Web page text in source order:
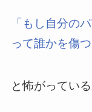
「もし自分の
って誰かを傷
と怖がってい